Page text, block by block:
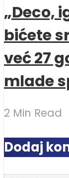
„Deco,
bićete
već 27
mlade
2 Min Read
Dodaj